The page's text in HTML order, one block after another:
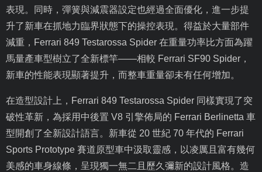
表現。同時，彈簧與減震器設定也經過全面優化，進一步提
升了新車在抓地力臨界狀態下的操控表現。得益於大量部件
減重， Ferrari 849 Testarossa Spider 在重量功率比方面為躍
馬量產車型樹立了全新標竿——相較 Ferrari SF90 Spider ，
新車的性能表現顯著提升，而整車重量卻未有任何增加。
在造型設計上， Ferrari 849 Testarossa Spider 同樣實現了突
破性革新，為採用中後置 V8 引擎佈局的 Ferrari Berlinetta 車
型開創了全新設計語言。新車從 20 世紀 70 年代的 Ferrari
Sports Prototype 賽道原型車中汲取靈感，以凌厲且富有幾何
美感的車身線條，呈現獨一無二且歷久彌新的設計風格。造